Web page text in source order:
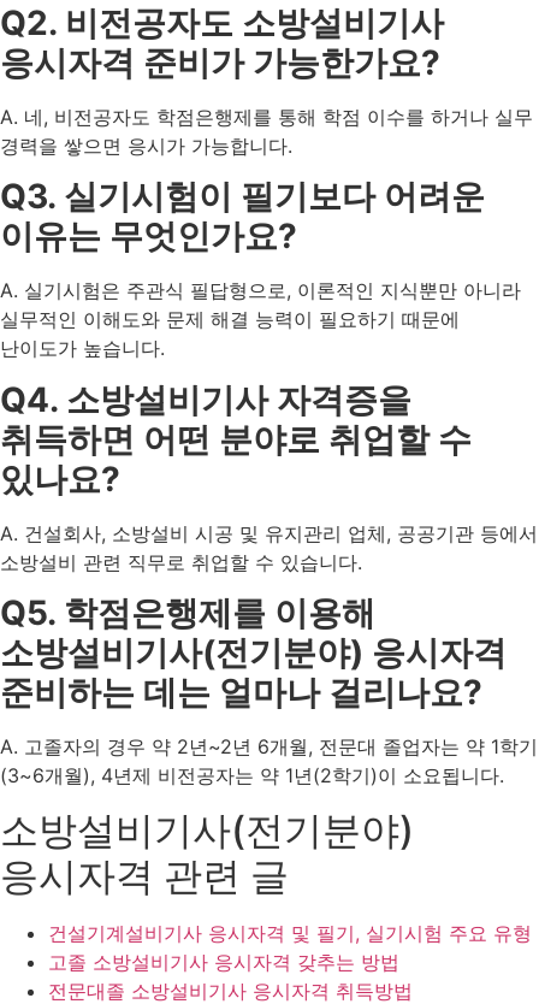
Q2. 비전공자도 소방설비기사
응시자격 준비가 가능한가요?
A. 네, 비전공자도 학점은행제를 통해 학점 이수를 하거나 실무
경력을 쌓으면 응시가 가능합니다.
Q3. 실기시험이 필기보다 어려운
이유는 무엇인가요?
A. 실기시험은 주관식 필답형으로, 이론적인 지식뿐만 아니라
실무적인 이해도와 문제 해결 능력이 필요하기 때문에
난이도가 높습니다.
Q4. 소방설비기사 자격증을
취득하면 어떤 분야로 취업할 수
있나요?
A. 건설회사, 소방설비 시공 및 유지관리 업체, 공공기관 등에서
소방설비 관련 직무로 취업할 수 있습니다.
Q5. 학점은행제를 이용해
소방설비기사(전기분야) 응시자격
준비하는 데는 얼마나 걸리나요?
A. 고졸자의 경우 약 2년~2년 6개월, 전문대 졸업자는 약 1학기
(3~6개월), 4년제 비전공자는 약 1년(2학기)이 소요됩니다.
소방설비기사(전기분야)
응시자격 관련 글
건설기계설비기사 응시자격 및 필기, 실기시험 주요 유형
고졸 소방설비기사 응시자격 갖추는 방법
전문대졸 소방설비기사 응시자격 취득방법